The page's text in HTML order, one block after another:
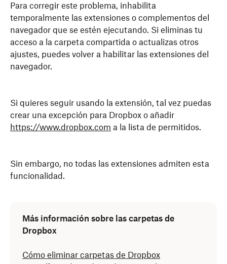
Para corregir este problema, inhabilita
temporalmente las extensiones o complementos del
navegador que se estén ejecutando. Si eliminas tu
acceso a la carpeta compartida o actualizas otros
ajustes, puedes volver a habilitar las extensiones del
navegador.
Si quieres seguir usando la extensión, tal vez puedas
crear una excepción para Dropbox o añadir
https://www.dropbox.com a la lista de permitidos.
Sin embargo, no todas las extensiones admiten esta
funcionalidad.
Más información sobre las carpetas de
Dropbox
Cómo eliminar carpetas de Dropbox